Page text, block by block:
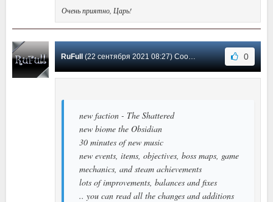
Очень приятно, Царь!
RuFull(22 сентября 2021 08:27) Сообщение #5 0
new faction - The Shattered
new biome the Obsidian
30 minutes of new music
new events, items, objectives, boss maps, game
mechanics, and steam achievements
lots of improvements, balances and fixes
.. you can read all the changes and additions